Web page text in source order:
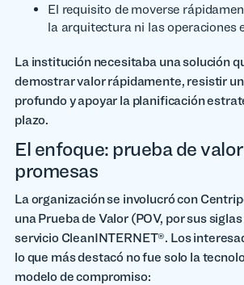
El requisito de moverse
la arquitectura ni las operaciones
La institución necesitaba una solución
demostrar valor rápidamente, resistir
profundo y apoyar la planificación
plazo.
El enfoque: prueba de
promesas
La organización se involucró con
una Prueba de Valor (POV, por sus
servicio CleanINTERNET®. Los
lo que más destacó no fue solo la
modelo de compromiso: